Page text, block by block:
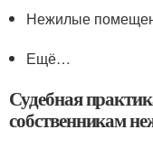
Нежилые
Ещё…
Судебная
собственникам